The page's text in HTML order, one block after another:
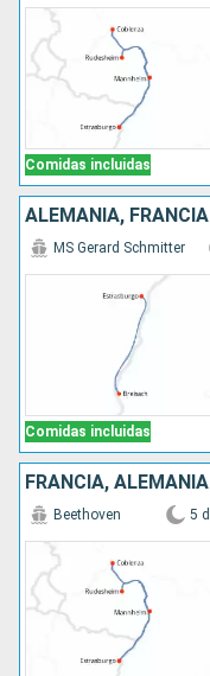
Comidas incluidas
ALEMANIA, FRANCIA
Comidas incluidas
MS Gerard Schmitter
FRANCIA, ALEMANIA
Beethoven 5 d